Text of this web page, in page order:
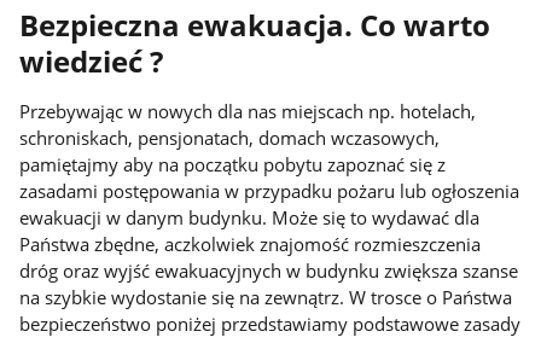
Bezpieczna ewakuacja. Co warto
wiedzieć ?
Przebywając w nowych dla nas miejscach np. hotelach,
schroniskach, pensjonatach, domach wczasowych,
pamiętajmy aby na początku pobytu zapoznać się z
zasadami postępowania w przypadku pożaru lub ogłoszenia
ewakuacji w danym budynku. Może się to wydawać dla
Państwa zbędne, aczkolwiek znajomość rozmieszczenia
dróg oraz wyjść ewakuacyjnych w budynku zwiększa szanse
na szybkie wydostanie się na zewnątrz. W trosce o Państwa
bezpieczeństwo poniżej przedstawiamy podstawowe zasady